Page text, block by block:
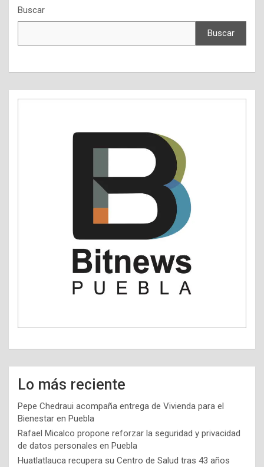
Buscar
Buscar
Lo más reciente
Pepe Chedraui acompaña entrega de Vivienda para el
Bienestar en Puebla
Rafael Micalco propone reforzar la seguridad y privacidad
de datos personales en Puebla
Huatlatlauca recupera su Centro de Salud tras 43 años